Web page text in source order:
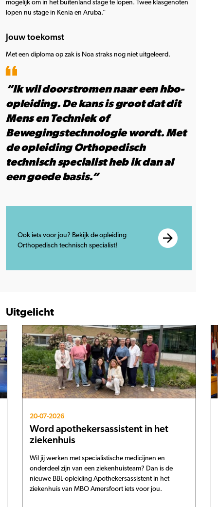
mogelijk om in het buitenland stage te lopen. Twee klasgenoten
lopen nu stage in Kenia en Aruba.”
Jouw toekomst
Met een diploma op zak is Noa straks nog niet uitgeleerd.
“Ik wil doorstromen naar een hbo-
opleiding. De kans is groot dat dit
Mens en Techniek of
Bewegingstechnologie wordt. Met
de opleiding Orthopedisch
technisch specialist heb ik dan al
een goede basis.”
Ook iets voor jou? Bekijk de opleiding
Orthopedisch technisch specialist!
Uitgelicht
20-07-2026
Word apothekersassistent in het
ziekenhuis
Wil jij werken met specialistische medicijnen en
onderdeel zijn van een ziekenhuisteam? Dan is de
nieuwe BBL-opleiding Apothekersassistent in het
ziekenhuis van MBO Amersfoort iets voor jou.